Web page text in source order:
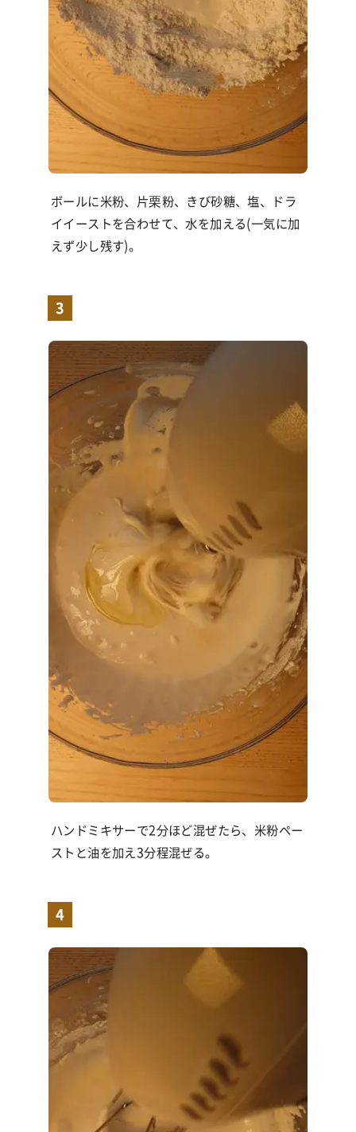
ボールに米粉、片栗粉、きび砂糖、塩、ドラ
イイーストを合わせて、水を加える(一気に加
えず少し残す)。
3
ハンドミキサーで2分ほど混ぜたら、米粉ペー
ストと油を加え3分程混ぜる。
4